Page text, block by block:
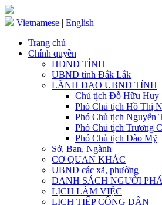
Vietnamese | English
Trang chủ
Chính quyền
HĐND TỈNH
UBND tỉnh Đắk Lắk
LÃNH ĐẠO UBND TỈNH
Chủ tịch Đỗ Hữu Huy
Phó Chủ tịch Hồ Thị
Phó Chủ tịch Nguyễn
Phó Chủ tịch Trương
Phó Chủ tịch Đào Mỹ
Sở, Ban, Ngành
CƠ QUAN KHÁC
UBND các xã, phường
DANH SÁCH NGƯỜI
LỊCH LÀM VIỆC
LỊCH TIẾP CÔNG DÂN